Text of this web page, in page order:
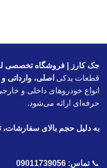
جک کارز | فروشگاه تخصصی
قطعات یدکی اصلی،
انواع خودروهای داخلی و
حرفه‌ای ارائه می‌شود.
به دلیل حجم بالای سفارشات،
📞تماس: 09011739056